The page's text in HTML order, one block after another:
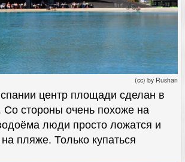
(cc) by Rushan
центр площади сделан в
стороны очень похоже на
люди просто ложатся и
пляже. Только купаться